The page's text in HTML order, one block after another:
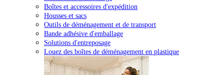
Boîtes et accessoires d'expédition
Housses et sacs
Outils de déménagement et de transport
Bande adhésive d'emballage
Solutions d'entreposage
Louez des boîtes de déménagement en plastique